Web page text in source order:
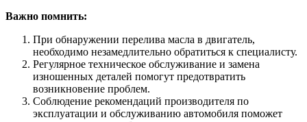
Важно помнить:
При обнаружении перелива масла в двигатель,
необходимо незамедлительно обратиться к специалисту.
Регулярное техническое обслуживание и замена
изношенных деталей помогут предотвратить
возникновение проблем.
Соблюдение рекомендаций производителя по
эксплуатации и обслуживанию автомобиля поможет